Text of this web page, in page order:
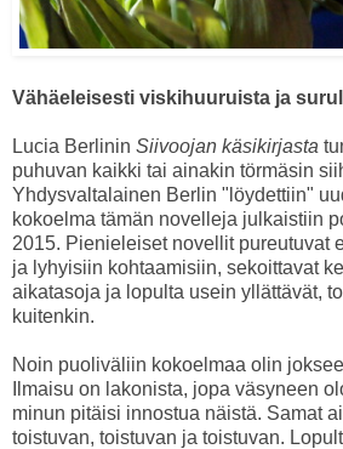
Vähäeleisesti viskihuuruista ja
Lucia Berlinin Siivoojan käsikirjasta
puhuvan kaikki tai ainakin törmäsin
Yhdysvaltalainen Berlin "löydettiin"
kokoelma tämän novelleja julkaistiin
2015. Pienieleiset novellit pureutuvat
ja lyhyisiin kohtaamisiin, sekoittavat
aikatasoja ja lopulta usein yllättävät,
kuitenkin.
Noin puoliväliin kokoelmaa olin
Ilmaisu on lakonista, jopa väsyneen
minun pitäisi innostua näistä. Samat
toistuvan, toistuvan ja toistuvan.